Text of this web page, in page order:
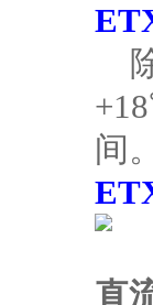
间
直